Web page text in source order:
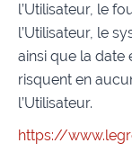
l’Utilisateur, le
l’Utilisateur, le
ainsi que la date
risquent en
l’Utilisateur.
https://